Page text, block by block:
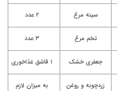
سینه مرغ ۲ عدد
تخم مرغ ۳ عدد
جعفری خشک ۱ قاشق غذاخوری
زردچوبه و روغن به میزان لازم